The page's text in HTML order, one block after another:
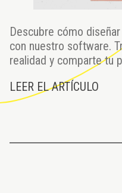
Descubre cómo
con nuestro software.
realidad y comparte tu
LEER EL ARTÍCULO